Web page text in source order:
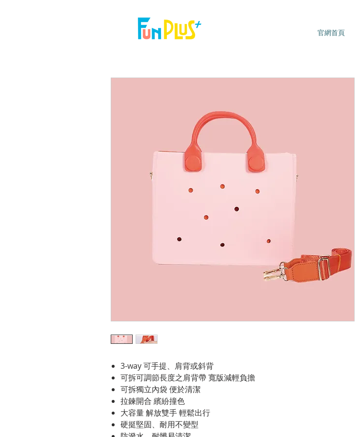
官網首頁
3-way 可手提、肩背或斜背
可拆可調節長度之肩背帶 寬版減輕負擔
可拆獨立內袋 便於清潔
拉鍊開合 繽紛撞色
大容量 解放雙手 輕鬆出行
硬挺堅固、耐用不變型